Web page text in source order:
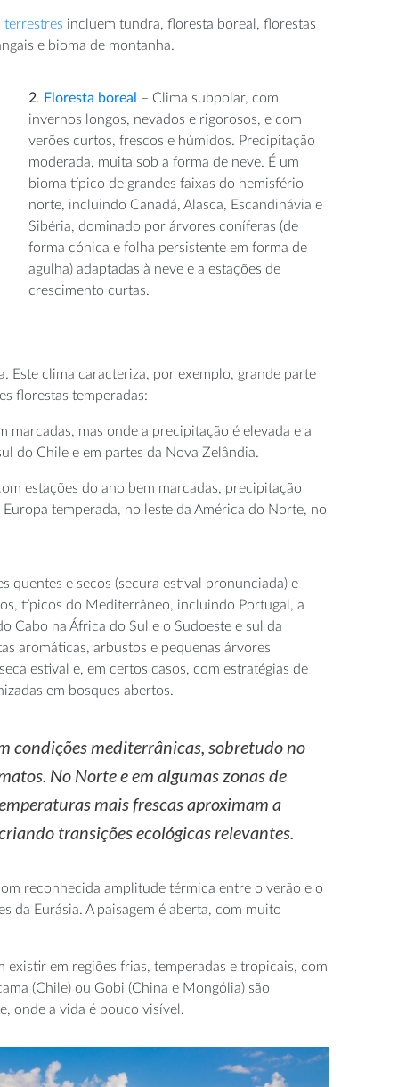
terrestres incluem tundra, floresta boreal, florestas
e bioma de montanha.
2. Floresta boreal
– Clima subpolar, com
invernos longos, nevados e rigorosos, e com
verões curtos, frescos e húmidos. Precipitação
moderada, muita sob a forma de neve. É um
bioma típico de grandes faixas do hemisfério
norte, incluindo Canadá, Alasca, Escandinávia e
Sibéria, dominado por árvores coníferas (de
forma cónica e folha persistente em forma de
agulha) adaptadas à neve e a estações de
crescimento curtas.
Este clima caracteriza, por exemplo, grande parte
florestas temperadas:
marcadas, mas onde a precipitação é elevada e a
do Chile e em partes da Nova Zelândia.
estações do ano bem marcadas, precipitação
temperada, no leste da América do Norte, no
quentes e secos (secura estival pronunciada) e
típicos do Mediterrâneo, incluindo Portugal, a
Cabo na África do Sul e o Sudoeste e sul da
aromáticas, arbustos e pequenas árvores
estival e, em certos casos, com estratégias de
em bosques abertos.
condições mediterrânicas, sobretudo no
No Norte e em algumas zonas de
mais frescas aproximam a
transições ecológicas relevantes.
reconhecida amplitude térmica entre o verão e o
da Eurásia. A paisagem é aberta, com muito
em regiões frias, temperadas e tropicais, com
(Chile) ou Gobi (China e Mongólia) são
onde a vida é pouco visível.